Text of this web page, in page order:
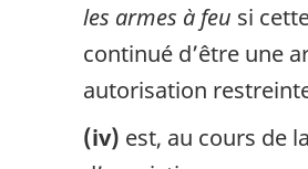
les armes à feu si
continué d’être une
autorisation
(iv) est, au cours de